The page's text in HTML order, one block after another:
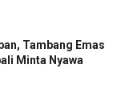
Tambang Emas
Minta Nyawa